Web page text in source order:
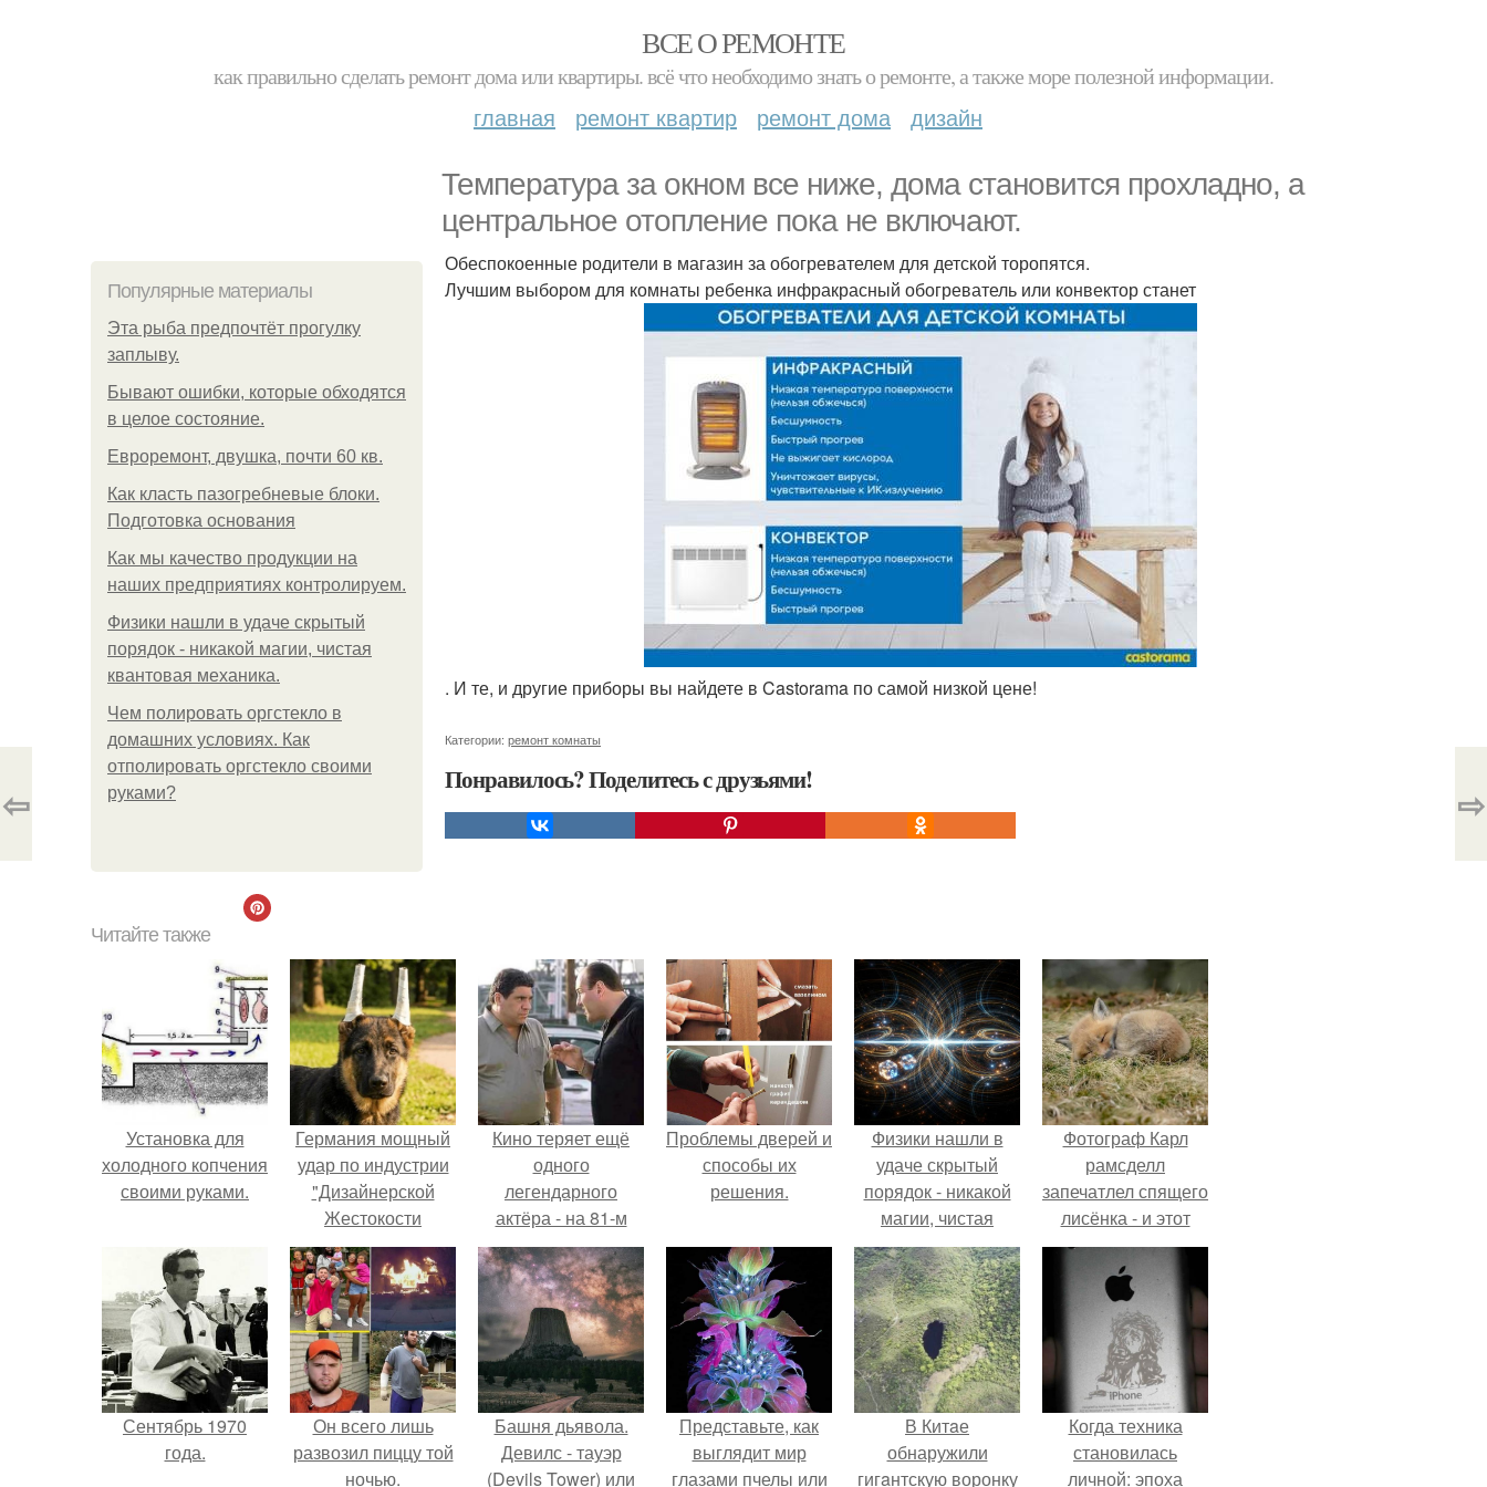
ВСЕ О РЕМОНТЕ
как правильно сделать ремонт дома или квартиры. всё что необходимо знать о ремонте, а также море полезной информации.
главная ремонт квартир ремонт дома дизайн
Температура за окном все ниже, дома становится прохладно, а
центральное отопление пока не включают.
Популярные материалы
Эта рыба предпочтёт прогулку
заплыву.
Бывают ошибки, которые обходятся
в целое состояние.
Евроремонт, двушка, почти 60 кв.
Как класть пазогребневые блоки.
Подготовка основания
Как мы качество продукции на
наших предприятиях контролируем.
Физики нашли в удаче скрытый
порядок - никакой магии, чистая
квантовая механика.
Чем полировать оргстекло в
домашних условиях. Как
отполировать оргстекло своими
руками?
Обеспокоенные родители в магазин за обогревателем для детской торопятся.
Лучшим выбором для комнаты ребенка инфракрасный обогреватель или конвектор станет
. И те, и другие приборы вы найдете в Castorama по самой низкой цене!
Категории: ремонт комнаты
Понравилось? Поделитесь с друзьями!
⇦ ⇨
Читайте также
Установка для
холодного копчения
своими руками.
Германия мощный
удар по индустрии
"Дизайнерской
Жестокости
нанесла".
Кино теряет ещё
одного
легендарного
актёра - на 81-м
году жизни не стало
Винсента пасторе.
Проблемы дверей и
способы их
решения.
Физики нашли в
удаче скрытый
порядок - никакой
магии, чистая
квантовая
механика.
Фотограф Карл
рамсделл
запечатлел спящего
лисёнка - и этот
кадр способен
растопить даже
самое суровое
сердце.
Сентябрь 1970
года.
Он всего лишь
развозил пиццу той
ночью.
Башня дьявола.
Девилс - тауэр
(Devils Tower) или
Представьте, как
выглядит мир
глазами пчелы или
В Китaе
обнаружили
гигaнтскую воронку
Когда техника
становилась
личной: эпоха